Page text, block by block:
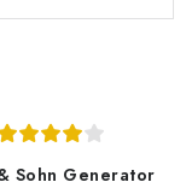
Sohn Generator